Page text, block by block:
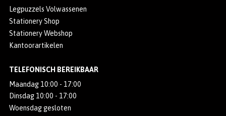
Legpuzzels Volwassenen
Stationery Shop
Stationery Webshop
Kantoorartikelen
TELEFONISCH BEREIKBAAR
Maandag 10:00 - 17:00
Dinsdag 10:00 - 17:00
Woensdag gesloten